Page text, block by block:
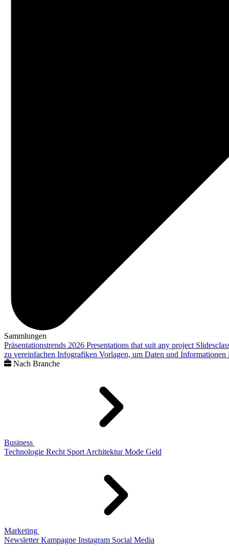
Sammlungen
Präsentationstrends 2026 Presentations that suit any project
zu vereinfachen Infografiken Vorlagen, um Daten und
Nach Branche
Business
Technologie Recht Sport Architektur Mode Geld
Marketing
Newsletter Kampagne Instagram Social Media